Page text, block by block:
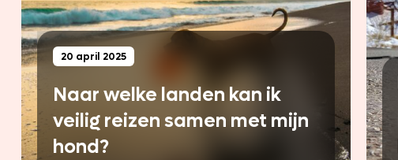
20 april 2025
Naar welke landen kan ik
veilig reizen samen met mijn
hond?